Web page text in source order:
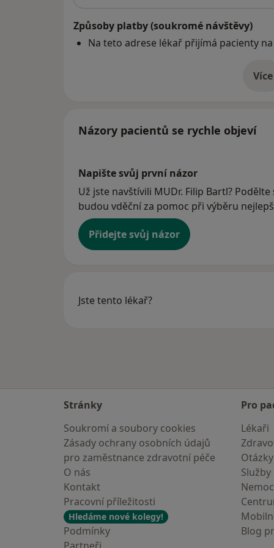
Způsoby platby (soukromé návštěvy)
Na teto adrese lékař přijímá pacienty
Více
o
Názory pacientů se rychle objeví
Napište svůj první názor
Už jste navštívili MUDr. Filip Bartl?
budou vděční za pomoc při výběru
Přidejte svůj názor
Jste tento lékař?
Stránky
Soukromí a soubory cookies
Zásady ochrany osobních údajů
pro zaměstnance zdravotní péče
O nás
Kontakt
Pracovní příležitosti
Hledáme nové kolegy!
Podmínky
Pro
Lékaři
Služby
Blog